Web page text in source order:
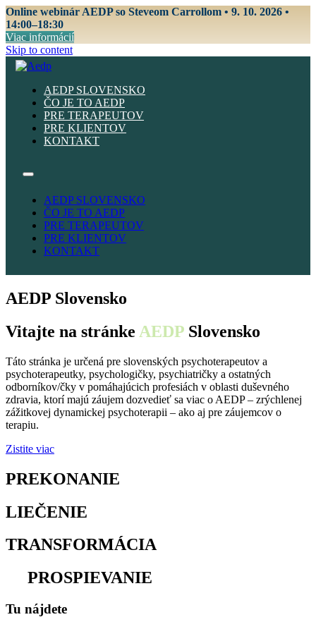
Online webinár AEDP so Steveom Carrollom • 9. 10. 2026 •
14:00–18:30
Viac informácií
Skip to content
AEDP SLOVENSKO
ČO JE TO AEDP
PRE TERAPEUTOV
PRE KLIENTOV
KONTAKT
AEDP SLOVENSKO
ČO JE TO AEDP
PRE TERAPEUTOV
PRE KLIENTOV
KONTAKT
AEDP Slovensko
Vitajte na stránke AEDP Slovensko
Táto stránka je určená pre slovenských psychoterapeutov a
psychoterapeutky, psychologičky, psychiatričky a ostatných
odborníkov/čky v pomáhajúcich profesiách v oblasti duševného
zdravia, ktorí majú záujem dozvedieť sa viac o AEDP – zrýchlenej
zážitkovej dynamickej psychoterapii – ako aj pre záujemcov o
terapiu.
Zistite viac
PREKONANIE
LIEČENIE
TRANSFORMÁCIA
PROSPIEVANIE
Tu nájdete